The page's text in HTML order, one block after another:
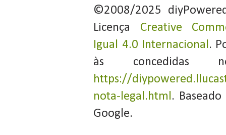
©2008/2025
Licença Creative
Igual 4.0 Internacional .
às concedidas
https://
nota-legal.html .
Google.